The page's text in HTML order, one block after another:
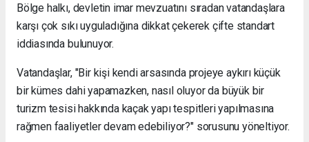
Bölge halkı, devletin imar mevzuatını sıradan vatandaşlara
karşı çok sıkı uyguladığına dikkat çekerek çifte standart
iddiasında bulunuyor.
Vatandaşlar, "Bir kişi kendi arsasında projeye aykırı küçük
bir kümes dahi yapamazken, nasıl oluyor da büyük bir
turizm tesisi hakkında kaçak yapı tespitleri yapılmasına
rağmen faaliyetler devam edebiliyor?" sorusunu yöneltiyor.